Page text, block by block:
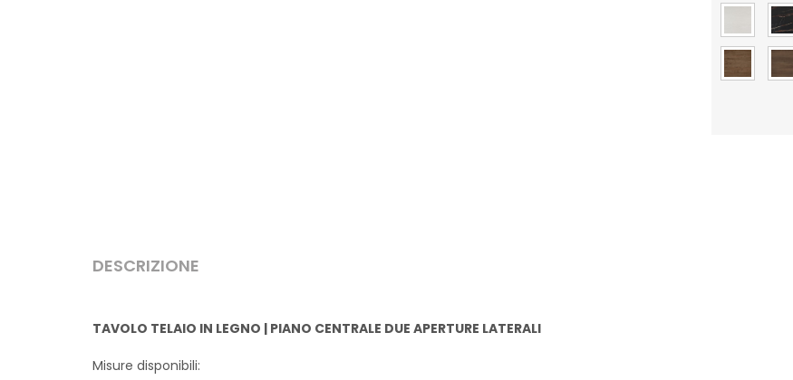
DESCRIZIONE
TAVOLO TELAIO IN LEGNO | PIANO CENTRALE DUE APERTURE LATERALI
Misure disponibili: